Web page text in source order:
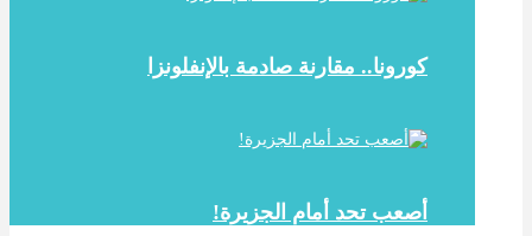
كورونا.. مقارنة صادمة بالإنفلونزا
أصعب تحد أمام الجزيرة!